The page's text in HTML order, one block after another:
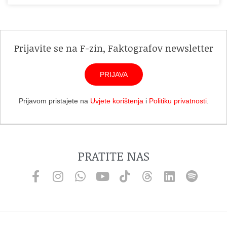
Prijavite se na F-zin, Faktografov newsletter
PRIJAVA
Prijavom pristajete na Uvjete korištenja i Politiku privatnosti.
PRATITE NAS